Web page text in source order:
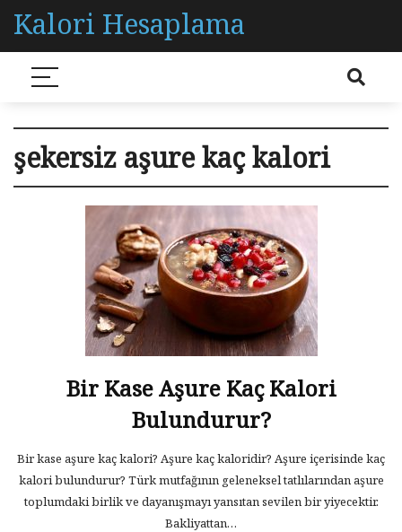
Kalori Hesaplama
şekersiz aşure kaç kalori
Bir Kase Aşure Kaç Kalori
Bulundurur?
Bir kase aşure kaç kalori? Aşure kaç kaloridir? Aşure içerisinde kaç
kalori bulundurur? Türk mutfağının geleneksel tatlılarından aşure
toplumdaki birlik ve dayanışmayı yansıtan sevilen bir yiyecektir.
Bakliyattan…